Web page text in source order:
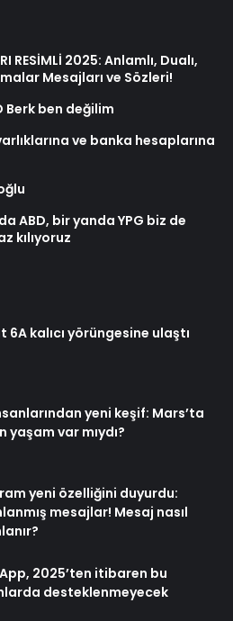
RESİMLİ 2025: Anlamlı, Dualı,
Mesajları ve Sözleri!
Berk ben değilim
ve banka hesaplarına
ABD, bir yanda YPG biz de
kılıyoruz
6A kalıcı yörüngesine ulaştı
yeni keşif: Mars’ta
yaşam var mıydı?
yeni özelliğini duyurdu:
mesajlar! Mesaj nasıl
2025’ten itibaren bu
desteklenmeyecek